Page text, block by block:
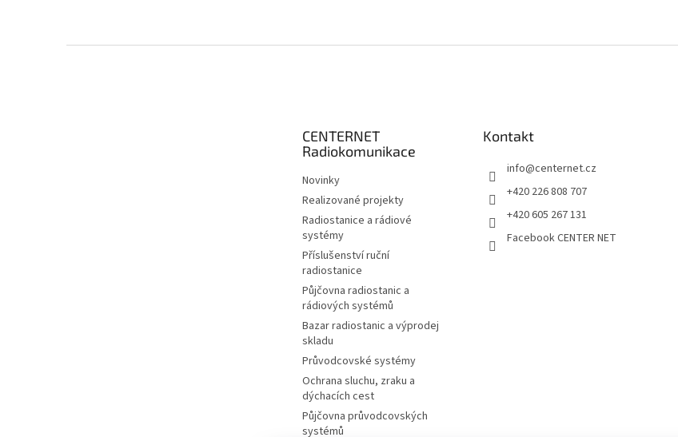
CENTERNET
Radiokomunikace
Novinky
Realizované projekty
Radiostanice a rádiové
systémy
Příslušenství ruční
radiostanice
Půjčovna radiostanic a
rádiových systémů
Bazar radiostanic a výprodej
skladu
Průvodcovské systémy
Ochrana sluchu, zraku a
dýchacích cest
Půjčovna průvodcovských
systémů
Kontakt
info@centernet.cz
+420 226 808 707
+420 605 267 131
Facebook CENTER NET